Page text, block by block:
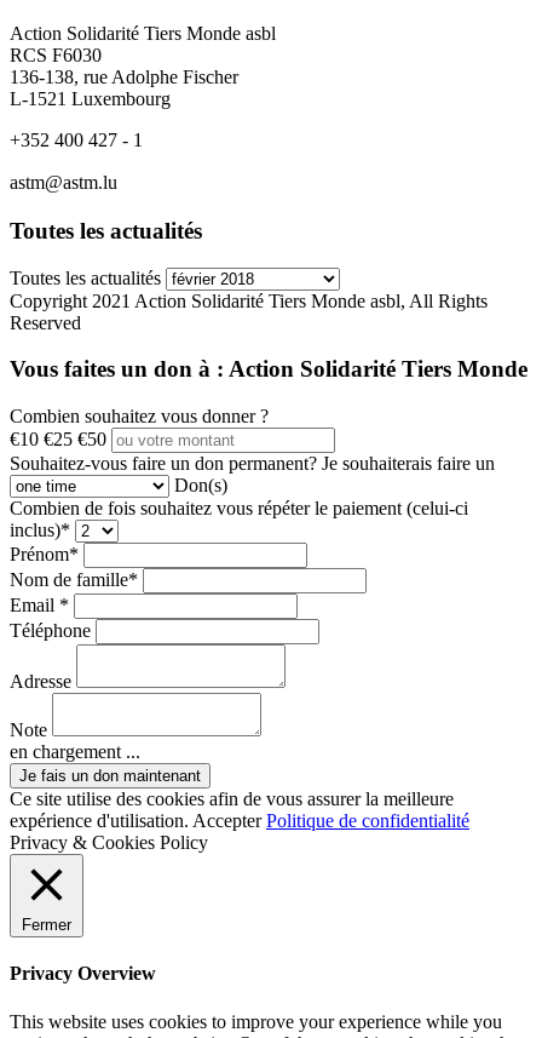
Action Solidarité Tiers Monde asbl
RCS F6030
136-138, rue Adolphe Fischer
L-1521 Luxembourg
+352 400 427 - 1
astm@astm.lu
Toutes les actualités
Toutes les actualités
Copyright 2021 Action Solidarité Tiers Monde asbl, All Rights
Reserved
Vous faites un don à : Action Solidarité Tiers Monde
Combien souhaitez vous donner ?
€10 €25 €50
Souhaitez-vous faire un don permanent? Je souhaiterais faire un
Don(s)
Combien de fois souhaitez vous répéter le paiement (celui-ci
inclus)*
Prénom*
Nom de famille*
Email *
Téléphone
Adresse
Note
en chargement ...
Ce site utilise des cookies afin de vous assurer la meilleure
expérience d'utilisation. Accepter Politique de confidentialité
Privacy & Cookies Policy
Fermer
Privacy Overview
This website uses cookies to improve your experience while you